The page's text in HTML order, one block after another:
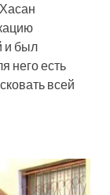
и был
него есть
всей